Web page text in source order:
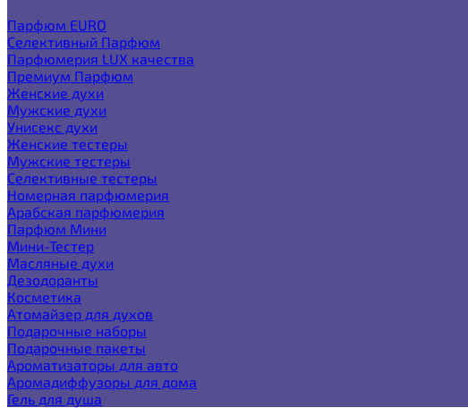
Парфюм EURO
Селективный Парфюм
Парфюмерия LUX качества
Премиум Парфюм
Женские духи
Мужские духи
Унисекс духи
Женские тестеры
Мужские тестеры
Селективные тестеры
Номерная парфюмерия
Арабская парфюмерия
Парфюм Мини
Мини-Тестер
Масляные духи
Дезодоранты
Косметика
Атомайзер для духов
Подарочные наборы
Подарочные пакеты
Ароматизаторы для авто
Аромадиффузоры для дома
Гель для душа